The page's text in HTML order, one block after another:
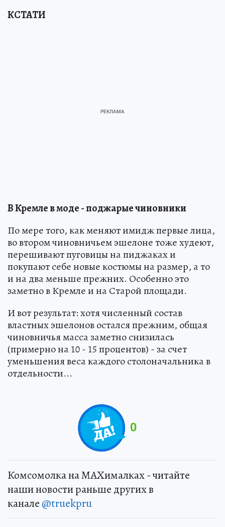
КСТАТИ
В Кремле в моде - поджарые чиновники
По мере того, как меняют имидж первые лица,
во втором чиновничьем эшелоне тоже худеют,
перешивают пуговицы на пиджаках и
покупают себе новые костюмы на размер, а то
и на два меньше прежних. Особенно это
заметно в Кремле и на Старой площади.
И вот результат: хотя численный состав
властных эшелонов остался прежним, общая
чиновничья масса заметно снизилась
(примерно на 10 - 15 процентов) - за счет
уменьшения веса каждого столоначальника в
отдельности...
0
Комсомолка на MAXималках - читайте
наши новости раньше других в
канале @truekpru